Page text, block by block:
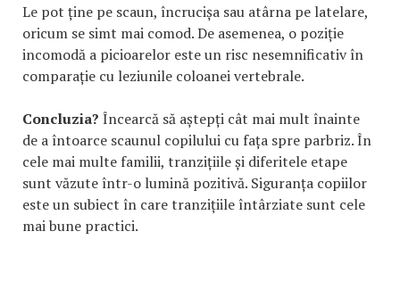
Le pot ține pe scaun, încrucișa sau atârna pe latelare,
oricum se simt mai comod. De asemenea, o poziție
incomodă a picioarelor este un risc nesemnificativ în
comparație cu leziunile coloanei vertebrale.
Concluzia? Încearcă să aștepți cât mai mult înainte
de a întoarce scaunul copilului cu fața spre parbriz. În
cele mai multe familii, tranzițiile și diferitele etape
sunt văzute într-o lumină pozitivă. Siguranța copiilor
este un subiect în care tranzițiile întârziate sunt cele
mai bune practici.